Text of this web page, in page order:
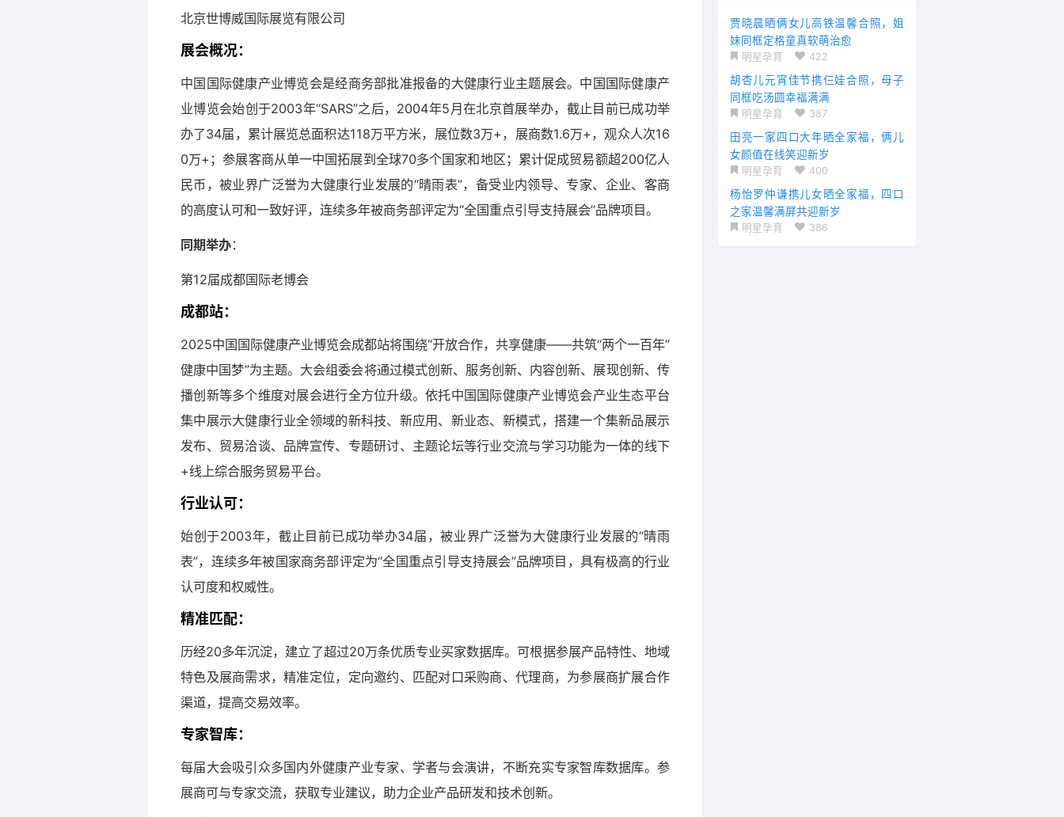
北京世博威国际展览有限公司
展会概况：
中国国际健康产业博览会是经商务部批准报备的大健康行业主题展会。中国国际健康产
业博览会始创于2003年“SARS”之后，2004年5月在北京首展举办，截止目前已成功举
办了34届，累计展览总面积达118万平方米，展位数3万+，展商数1.6万+，观众人次16
0万+；参展客商从单一中国拓展到全球70多个国家和地区；累计促成贸易额超200亿人
民币，被业界广泛誉为大健康行业发展的“晴雨表”，备受业内领导、专家、企业、客商
的高度认可和一致好评，连续多年被商务部评定为“全国重点引导支持展会”品牌项目。
同期举办：
第12届成都国际老博会
成都站：
2025中国国际健康产业博览会成都站将围绕“开放合作，共享健康——共筑“两个一百年”
健康中国梦”为主题。大会组委会将通过模式创新、服务创新、内容创新、展现创新、传
播创新等多个维度对展会进行全方位升级。依托中国国际健康产业博览会产业生态平台
集中展示大健康行业全领域的新科技、新应用、新业态、新模式，搭建一个集新品展示
发布、贸易洽谈、品牌宣传、专题研讨、主题论坛等行业交流与学习功能为一体的线下
+线上综合服务贸易平台。
行业认可：
始创于2003年，截止目前已成功举办34届，被业界广泛誉为大健康行业发展的“晴雨
表”，连续多年被国家商务部评定为“全国重点引导支持展会”品牌项目，具有极高的行业
认可度和权威性。
精准匹配：
历经20多年沉淀，建立了超过20万条优质专业买家数据库。可根据参展产品特性、地域
特色及展商需求，精准定位，定向邀约、匹配对口采购商、代理商，为参展商扩展合作
渠道，提高交易效率。
专家智库：
每届大会吸引众多国内外健康产业专家、学者与会演讲，不断充实专家智库数据库。参
展商可与专家交流，获取专业建议，助力企业产品研发和技术创新。
贾晓晨晒俩女儿高铁温馨合照，姐
妹同框定格童真软萌治愈
明星孕育 422
胡杏儿元宵佳节携仨娃合照，母子
同框吃汤圆幸福满满
明星孕育 387
田亮一家四口大年晒全家福，俩儿
女颜值在线笑迎新岁
明星孕育 400
杨怡罗仲谦携儿女晒全家福，四口
之家温馨满屏共迎新岁
明星孕育 386